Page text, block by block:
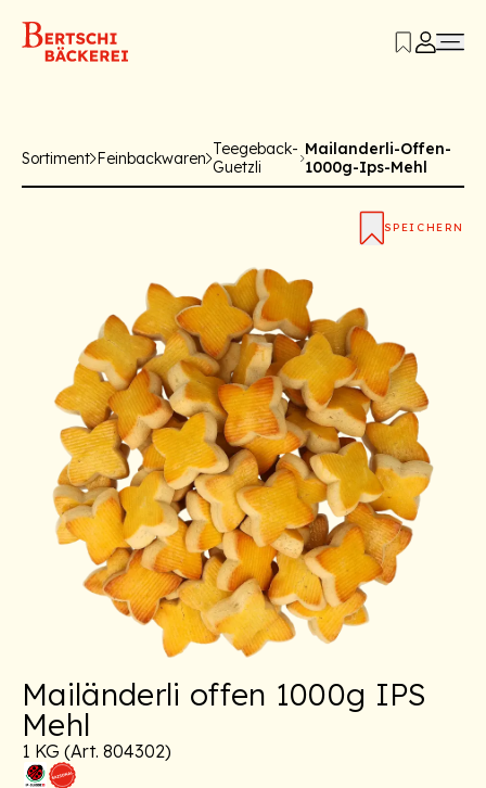
Sortiment Feinbackwaren Teegeback-
Guetzli
Mailanderli-Offen-
1000g-Ips-Mehl
SPEICHERN
Mailänderli offen 1000g IPS
Mehl
1 KG (Art. 804302)